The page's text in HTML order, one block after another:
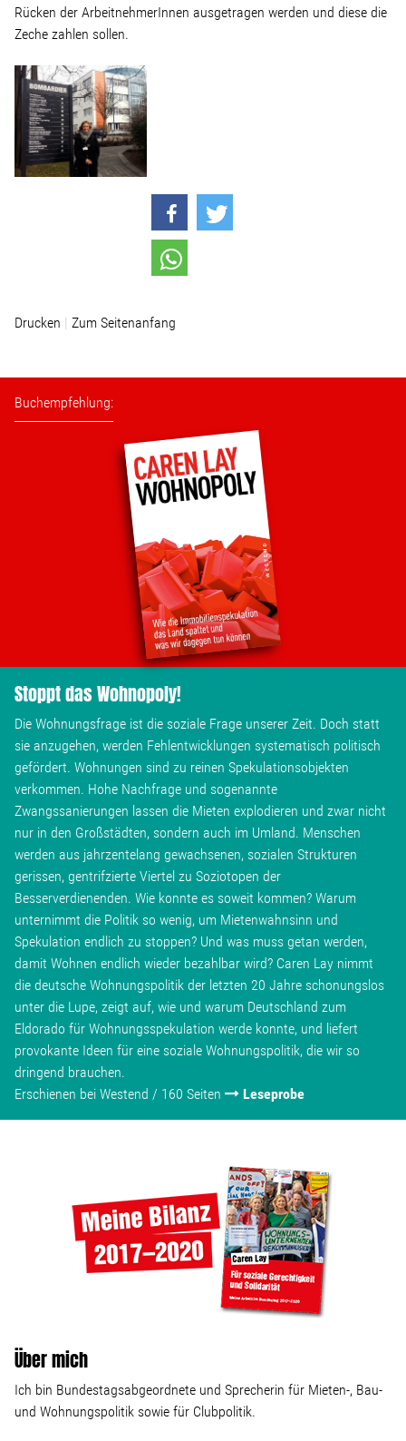
Transparenz
Wohnopoly
Bestellen
Rücken der ArbeitnehmerInnen ausgetragen werden und diese die
Zeche zahlen sollen.
Drucken Zum Seitenanfang
Buchempfehlung:
Stoppt das Wohnopoly!
Die Wohnungsfrage ist die soziale Frage unserer Zeit. Doch statt
sie anzugehen, werden Fehlentwicklungen systematisch politisch
gefördert. Wohnungen sind zu reinen Spekulationsobjekten
verkommen. Hohe Nachfrage und sogenannte
Zwangssanierungen lassen die Mieten explodieren und zwar nicht
nur in den Großstädten, sondern auch im Umland. Menschen
werden aus jahrzentelang gewachsenen, sozialen Strukturen
gerissen, gentrifzierte Viertel zu Soziotopen der
Besserverdienenden. Wie konnte es soweit kommen? Warum
unternimmt die Politik so wenig, um Mietenwahnsinn und
Spekulation endlich zu stoppen? Und was muss getan werden,
damit Wohnen endlich wieder bezahlbar wird? Caren Lay nimmt
die deutsche Wohnungspolitik der letzten 20 Jahre schonungslos
unter die Lupe, zeigt auf, wie und warum Deutschland zum
Eldorado für Wohnungsspekulation werde konnte, und liefert
provokante Ideen für eine soziale Wohnungspolitik, die wir so
dringend brauchen.
Erschienen bei Westend / 160 Seiten
Leseprobe
Über mich
Ich bin Bundestagsabgeordnete und Sprecherin für Mieten-, Bau-
und Wohnungspolitik sowie für Clubpolitik.